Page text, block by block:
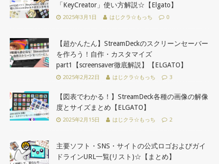
「KeyCreator」使い方解説☆【Elgato】
2025年3月1日 はじクラ☆もっち 0
【超かんたん】StreamDeckのスクリーンセーバー
を作ろう！自作・カスタマイズ
part1【screensaver徹底解説】【ELGATO】
2025年2月22日 はじクラ☆もっち 3
【図表でわかる！】StreamDeck各種の画像の解像
度とサイズまとめ【ELGATO】
2025年2月15日 はじクラ☆もっち 2
主要ソフト・SNS・サイトの公式ロゴおよびガイ
ドラインURL一覧(リスト)☆【まとめ】